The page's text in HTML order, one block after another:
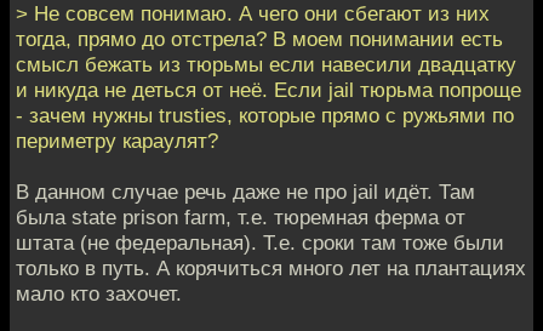
> Не совсем понимаю. А чего они сбегают из них
тогда, прямо до отстрела? В моем понимании есть
смысл бежать из тюрьмы если навесили двадцатку
и никуда не деться от неё. Если jail тюрьма попроще
- зачем нужны trusties, которые прямо с ружьями по
периметру караулят?
В данном случае речь даже не про jail идёт. Там
была state prison farm, т.е. тюремная ферма от
штата (не федеральная). Т.е. сроки там тоже были
только в путь. А корячиться много лет на плантациях
мало кто захочет.